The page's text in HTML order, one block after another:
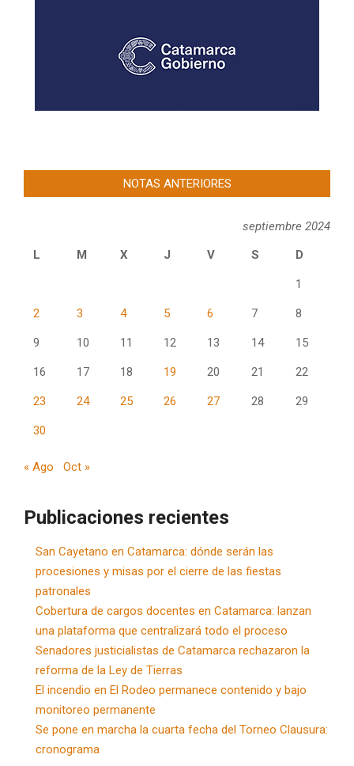
NOTAS ANTERIORES
septiembre 2024
L
M X J V S D
1
2 3 4 5 6 7 8
9 10 11 12 13 14 15
16 17 18 19 20 21 22
23 24 25 26 27 28 29
30
« Ago Oct »
Publicaciones recientes
San Cayetano en Catamarca: dónde serán las
procesiones y misas por el cierre de las fiestas
patronales
Cobertura de cargos docentes en Catamarca: lanzan
una plataforma que centralizará todo el proceso
Senadores justicialistas de Catamarca rechazaron la
reforma de la Ley de Tierras
El incendio en El Rodeo permanece contenido y bajo
monitoreo permanente
Se pone en marcha la cuarta fecha del Torneo Clausura:
cronograma